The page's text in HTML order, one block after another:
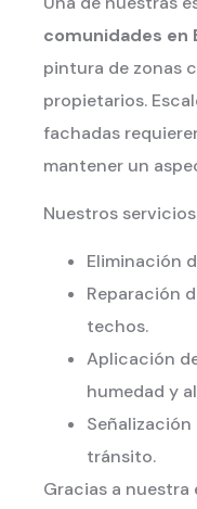
comunidades en
pintura de zonas
propietarios.
fachadas
mantener un
Nuestros
Eliminación
Reparación
techos.
Aplicación
humedad y
tránsito.
Gracias a nuestra